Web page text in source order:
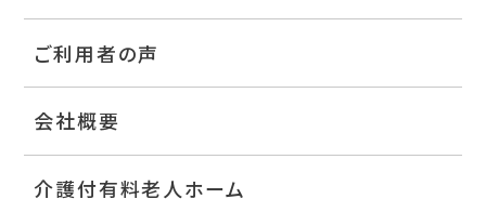
ご利用者の声
会社概要
介護付有料老人ホーム